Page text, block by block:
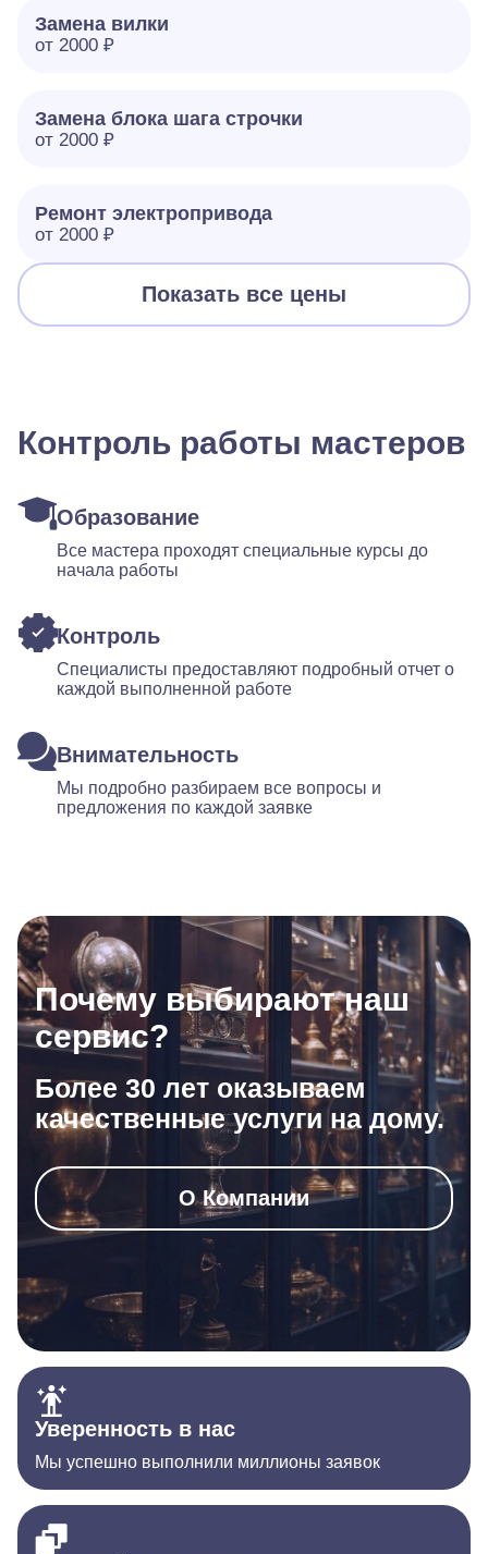
Замена вилки
от 2000 ₽
Замена блока шага строчки
от 2000 ₽
Ремонт электропривода
от 2000 ₽
Показать все цены
Контроль работы мастеров
Образование
Все мастера проходят специальные курсы до
начала работы
Контроль
Специалисты предоставляют подробный отчет о
каждой выполненной работе
Внимательность
Мы подробно разбираем все вопросы и
предложения по каждой заявке
Почему выбирают наш
сервис?
Более 30 лет оказываем
качественные услуги на дому.
О Компании
Уверенность в нас
Мы успешно выполнили миллионы заявок